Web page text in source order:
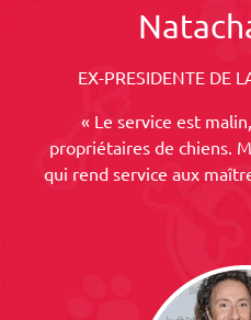
EX-PRESIDENTE DE
« Le service est
propriétaires de chiens.
qui rend service aux